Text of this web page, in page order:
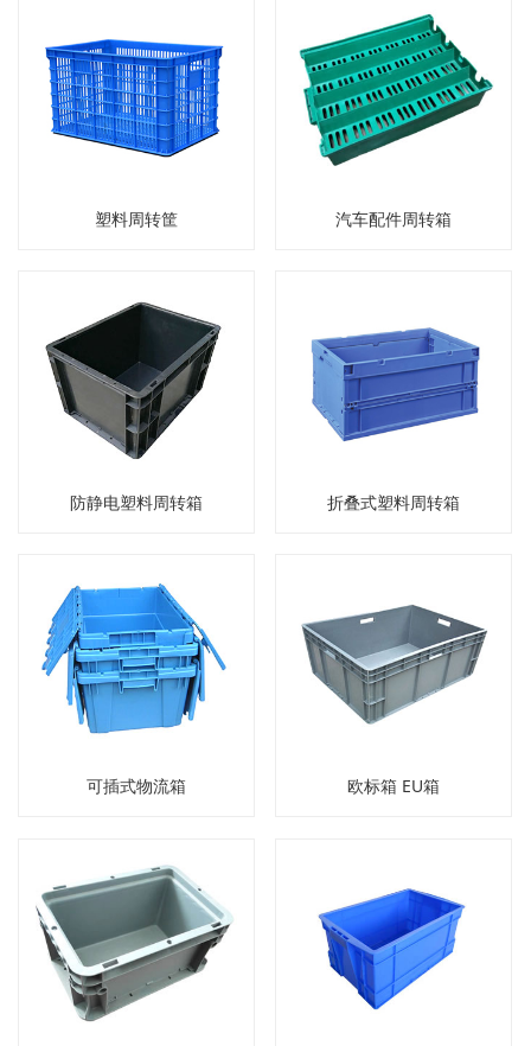
塑料周转筐 汽车配件周转箱
防静电塑料周转箱 折叠式塑料周转箱
可插式物流箱 欧标箱 EU箱